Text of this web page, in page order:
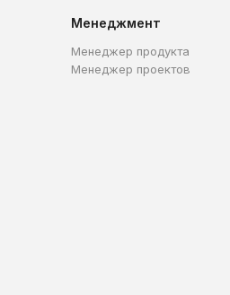
Менеджмент
Менеджер продукта
Менеджер проектов